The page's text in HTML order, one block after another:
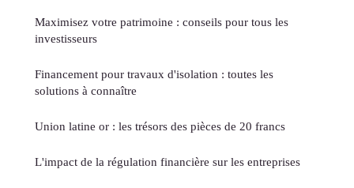
Maximisez votre patrimoine : conseils pour tous les
investisseurs
Financement pour travaux d'isolation : toutes les
solutions à connaître
Union latine or : les trésors des pièces de 20 francs
L'impact de la régulation financière sur les entreprises